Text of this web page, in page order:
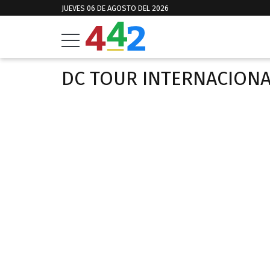
JUEVES 06 DE AGOSTO DEL 2026
DC TOUR